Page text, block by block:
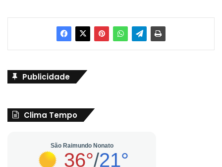
Publicidade
Clima Tempo